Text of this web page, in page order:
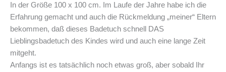
In der Größe 100 x 100 cm. Im Laufe der Jahre habe ich die
Erfahrung gemacht und auch die Rückmeldung „meiner“ Eltern
bekommen, daß dieses Badetuch schnell DAS
Lieblingsbadetuch des Kindes wird und auch eine lange Zeit
mitgeht.
Anfangs ist es tatsächlich noch etwas groß, aber sobald Ihr